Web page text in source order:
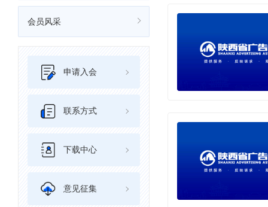
会员风采
申请入会
联系方式
下载中心
意见征集